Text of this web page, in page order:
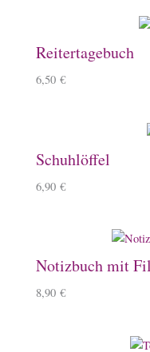
Reitertagebuch
6,50 €
Schuhlöffel
6,90 €
Notizbuch mit
8,90 €